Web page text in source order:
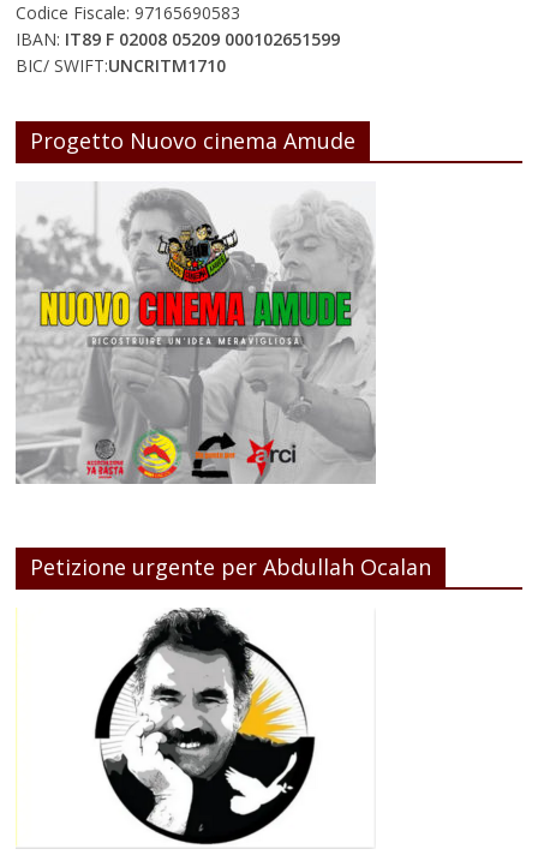
Codice Fiscale: 97165690583
IBAN: IT89 F 02008 05209 000102651599
BIC/ SWIFT:UNCRITM1710
Progetto Nuovo cinema Amude
Petizione urgente per Abdullah Ocalan